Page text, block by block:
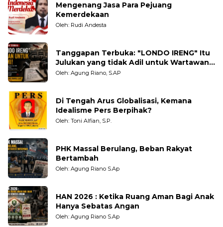
Mengenang Jasa Para Pejuang
Kemerdekaan
Oleh: Rudi Andesta
Tanggapan Terbuka: "LONDO IRENG" Itu
Julukan yang tidak Adil untuk Wartawan,
Pengamat dan LSM
Oleh: Agung Riano, S.AP
Di Tengah Arus Globalisasi, Kemana
Idealisme Pers Berpihak?
Oleh: Toni Alfian, S.P.
PHK Massal Berulang, Beban Rakyat
Bertambah
Oleh: Agung Riano S.Ap
HAN 2026 : Ketika Ruang Aman Bagi Anak
Hanya Sebatas Angan
Oleh: Agung Riano S.Ap